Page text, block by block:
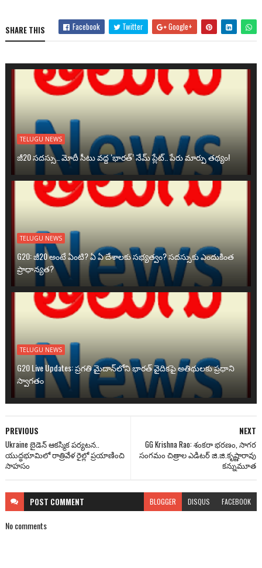
SHARE THIS Facebook Twitter Google+
TELUGU NEWS
జీ20 సదస్సు.. మోదీ సీటు వద్ద ‘భారత్’ నేమ్ ప్లేట్‌.. పేరు మార్పు తథ్యం!
TELUGU NEWS
G20: జీ20 అంటే ఏంటి? ఏ ఏ దేశాలకు సభ్యత్వం? సదస్సుకు ఎందుకింత
ప్రాధాన్యత?
TELUGU NEWS
G20 Live Updates: ప్రగతి మైదాన్‌లోని భారత్ వైదికపై అతిథులకు ప్రధాని
స్వాగతం
NEXT
GG Krishna Rao: శంక‌రా భ‌ర‌ణం, సాగ‌ర
సంగ‌మం చిత్రాల ఎడిట‌ర్ జి.జి.కృష్ణారావు
క‌న్నుమూత‌
PREVIOUS
Ukraine బైడెన్ ఆకస్మిక పర్యటన..
యుద్ధభూమిలో రాత్రివేళ రైల్లో ప్రయాణించి
సాహసం
POST COMMENT BLOGGER DISQUS FACEBOOK
No comments